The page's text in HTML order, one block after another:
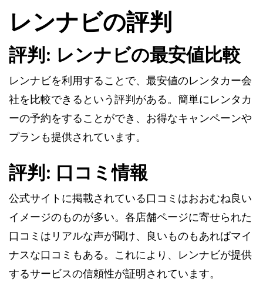
レンナビの評判
評判: レンナビの最安値比較
レンナビを利用することで、最安値のレンタカー会
社を比較できるという評判がある。簡単にレンタカ
ーの予約をすることができ、お得なキャンペーンや
プランも提供されています。
評判: 口コミ情報
公式サイトに掲載されている口コミはおおむね良い
イメージのものが多い。各店舗ページに寄せられた
口コミはリアルな声が聞け、良いものもあればマイ
ナスな口コミもある。これにより、レンナビが提供
するサービスの信頼性が証明されています。